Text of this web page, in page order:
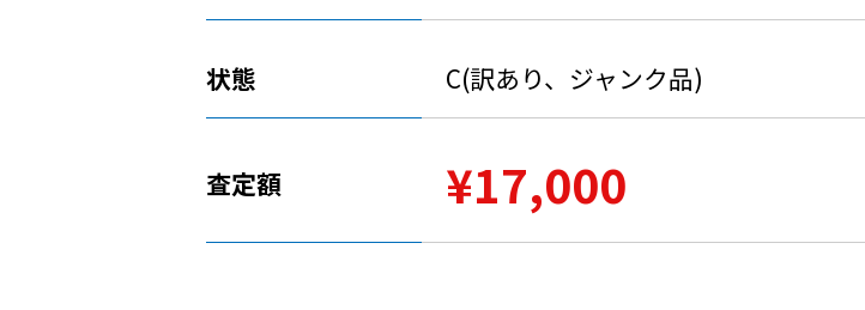
状態 C(訳あり、ジャンク品)
査定額 ¥17,000